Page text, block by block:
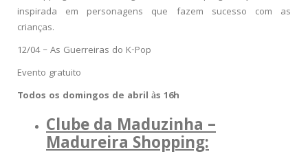
inspirada em personagens que fazem sucesso com as
crianças.
12/04 –As Guerreiras do K-Pop
Evento gratuito
Todos os domingos de abril às 16h
Clube da Maduzinha –
Madureira Shopping: